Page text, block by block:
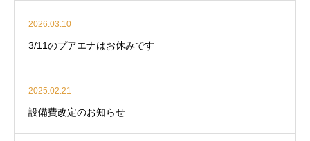
2026.03.10
3/11のプアエナはお休みです
2025.02.21
設備費改定のお知らせ